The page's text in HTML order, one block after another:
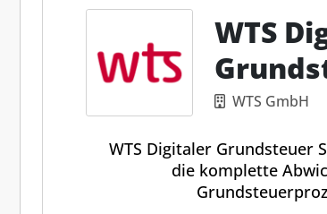
WTS
Service
WTS GmbH
WTS Digitaler Grundsteuer
die komplette